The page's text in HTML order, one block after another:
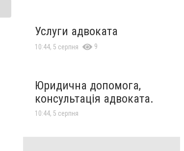
Услуги адвоката
10:44, 5 серпня 9
Юридична допомога,
консультація адвоката.
10:44, 5 серпня